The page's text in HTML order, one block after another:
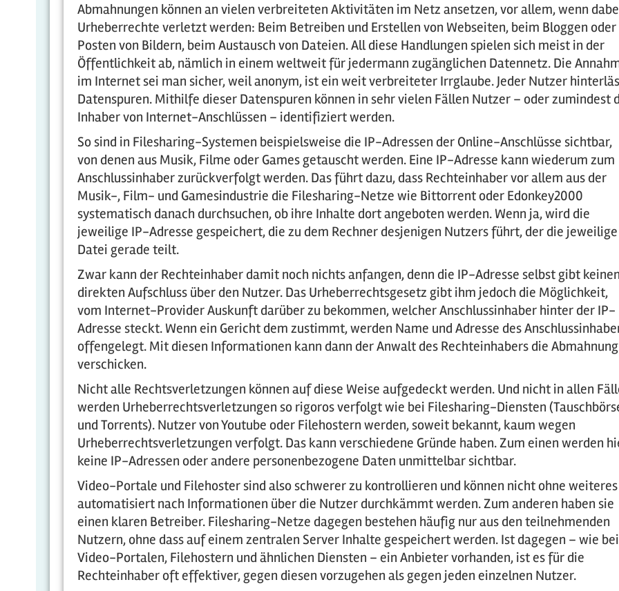
Abmahnungen können an vielen verbreiteten Aktivitäten im Netz ansetzen, vor allem, wenn
Urheberrechte verletzt werden: Beim Betreiben und Erstellen von Webseiten, beim Bloggen oder
Posten von Bildern, beim Austausch von Dateien. All diese Handlungen spielen sich meist in der
Öffentlichkeit ab, nämlich in einem weltweit für jedermann zugänglichen Datennetz. Die
im Internet sei man sicher, weil anonym, ist ein weit verbreiteter Irrglaube. Jeder Nutzer
Datenspuren. Mithilfe dieser Datenspuren können in sehr vielen Fällen Nutzer – oder zumindest
Inhaber von Internet-Anschlüssen – identifiziert werden.
So sind in Filesharing-Systemen beispielsweise die IP-Adressen der Online-Anschlüsse sichtbar,
von denen aus Musik, Filme oder Games getauscht werden. Eine IP-Adresse kann wiederum zum
Anschlussinhaber zurückverfolgt werden. Das führt dazu, dass Rechteinhaber vor allem aus der
Musik-, Film- und Gamesindustrie die Filesharing-Netze wie Bittorrent oder Edonkey2000
systematisch danach durchsuchen, ob ihre Inhalte dort angeboten werden. Wenn ja, wird die
jeweilige IP-Adresse gespeichert, die zu dem Rechner desjenigen Nutzers führt, der die jeweilige
Datei gerade teilt.
Zwar kann der Rechteinhaber damit noch nichts anfangen, denn die IP-Adresse selbst gibt keinen
direkten Aufschluss über den Nutzer. Das Urheberrechtsgesetz gibt ihm jedoch die Möglichkeit,
vom Internet-Provider Auskunft darüber zu bekommen, welcher Anschlussinhaber hinter der IP-
Adresse steckt. Wenn ein Gericht dem zustimmt, werden Name und Adresse des
offengelegt. Mit diesen Informationen kann dann der Anwalt des Rechteinhabers die Abmahnung
verschicken.
Nicht alle Rechtsverletzungen können auf diese Weise aufgedeckt werden. Und nicht in allen
werden Urheberrechtsverletzungen so rigoros verfolgt wie bei Filesharing-Diensten
und Torrents). Nutzer von Youtube oder Filehostern werden, soweit bekannt, kaum wegen
Urheberrechtsverletzungen verfolgt. Das kann verschiedene Gründe haben. Zum einen werden
keine IP-Adressen oder andere personenbezogene Daten unmittelbar sichtbar.
Video-Portale und Filehoster sind also schwerer zu kontrollieren und können nicht ohne weiteres
automatisiert nach Informationen über die Nutzer durchkämmt werden. Zum anderen haben sie
einen klaren Betreiber. Filesharing-Netze dagegen bestehen häufig nur aus den teilnehmenden
Nutzern, ohne dass auf einem zentralen Server Inhalte gespeichert werden. Ist dagegen – wie bei
Video-Portalen, Filehostern und ähnlichen Diensten – ein Anbieter vorhanden, ist es für die
Rechteinhaber oft effektiver, gegen diesen vorzugehen als gegen jeden einzelnen Nutzer.